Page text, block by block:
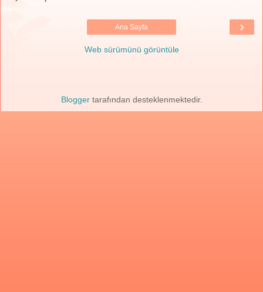
›
Ana Sayfa
Web sürümünü görüntüle
Bloggertarafından desteklenmektedir.